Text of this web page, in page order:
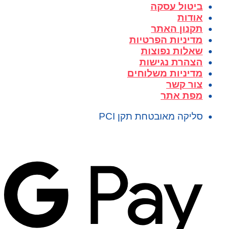
ביטול עסקה
אודות
תקנון האתר
מדיניות הפרטיות
שאלות נפוצות
הצהרת נגישות
מדיניות משלוחים
צור קשר
מפת אתר
סליקה מאובטחת תקן PCI